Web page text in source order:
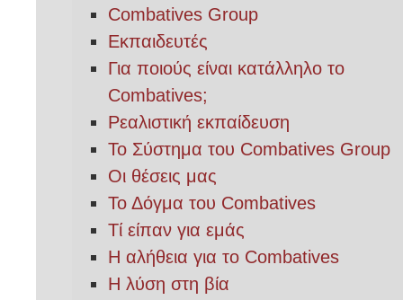
Combatives Group
Εκπαιδευτές
Για ποιούς είναι κατάλληλο το
Combatives;
Ρεαλιστική εκπαίδευση
Το Σύστημα του Combatives Group
Οι θέσεις μας
Το Δόγμα του Combatives
Τί είπαν για εμάς
Η αλήθεια για το Combatives
Η λύση στη βία